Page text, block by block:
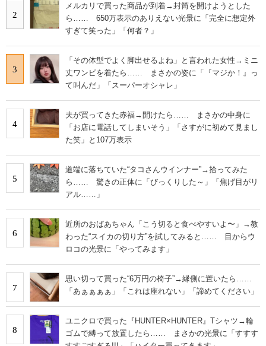
2
メルカリで買った商品が到着→封筒を開けようとした
ら…… 650万表示のありえない光景に「完全に想定外
すぎて笑った」「何者？」
3
「その体型でよく脚出せるよね」と言われた女性→ミニ
丈ワンピを着たら…… まさかの姿に「『マジか！』っ
て叫んだ」「スーパーオシャレ」
4
夫が買ってきた赤福→開けたら…… まさかの中身に
「お店に電話してしまいそう」「さすがに初めて見まし
た笑」と107万表示
5
道端に落ちていた“タコさんウインナー”→拾ってみた
ら…… 驚きの正体に「びっくりした～」「焦げ目がリ
アル……」
6
近所のおばあちゃん「こう切ると食べやすいよ〜」→教
わった“スイカの切り方”を試してみると…… 目からウ
ロコの光景に「やってみます」
7
思い切って買った“6万円の椅子”→縁側に置いたら……
「あぁぁぁぁ」「これは座れない」「諦めてください」
8
ユニクロで買った『HUNTER×HUNTER』Tシャツ→輪
ゴムで縛って放置したら…… まさかの光景に「すすす